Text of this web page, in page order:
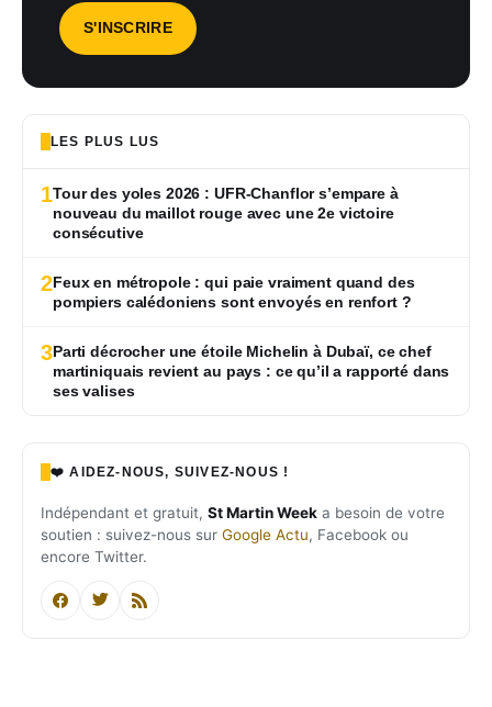
LES PLUS LUS
1Tour des yoles 2026 : UFR-Chanflor s’empare à
nouveau du maillot rouge avec une 2e victoire
consécutive
2Feux en métropole : qui paie vraiment quand des
pompiers calédoniens sont envoyés en renfort ?
3Parti décrocher une étoile Michelin à Dubaï, ce chef
martiniquais revient au pays : ce qu’il a rapporté dans
ses valises
❤️ AIDEZ-NOUS, SUIVEZ-NOUS !
Indépendant et gratuit, St Martin Week a besoin de votre
soutien : suivez-nous sur Google Actu, Facebook ou
encore Twitter.